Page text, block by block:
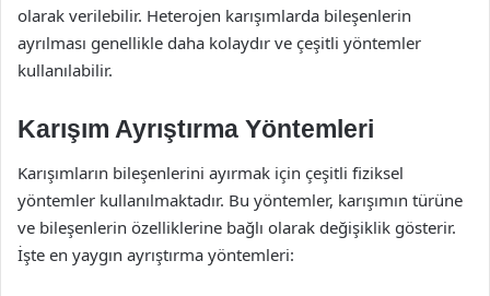
olarak verilebilir. Heterojen karışımlarda bileşenlerin
ayrılması genellikle daha kolaydır ve çeşitli yöntemler
kullanılabilir.
Karışım Ayrıştırma Yöntemleri
Karışımların bileşenlerini ayırmak için çeşitli fiziksel
yöntemler kullanılmaktadır. Bu yöntemler, karışımın türüne
ve bileşenlerin özelliklerine bağlı olarak değişiklik gösterir.
İşte en yaygın ayrıştırma yöntemleri: